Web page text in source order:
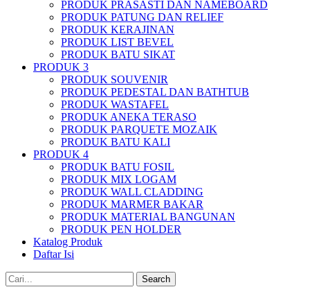
PRODUK PRASASTI DAN NAMEBOARD
PRODUK PATUNG DAN RELIEF
PRODUK KERAJINAN
PRODUK LIST BEVEL
PRODUK BATU SIKAT
PRODUK 3
PRODUK SOUVENIR
PRODUK PEDESTAL DAN BATHTUB
PRODUK WASTAFEL
PRODUK ANEKA TERASO
PRODUK PARQUETE MOZAIK
PRODUK BATU KALI
PRODUK 4
PRODUK BATU FOSIL
PRODUK MIX LOGAM
PRODUK WALL CLADDING
PRODUK MARMER BAKAR
PRODUK MATERIAL BANGUNAN
PRODUK PEN HOLDER
Katalog Produk
Daftar Isi
Search